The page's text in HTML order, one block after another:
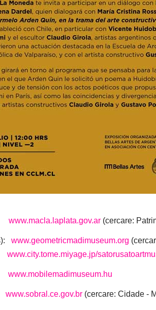
www.macla.laplata.gov.ar (cercare:
www.geometricmadimuseum.org
www.city.tome.miyage.jp/
www.mobilemadimuseum.hu
www.sobral.ce.gov.br (cercare: Cidade -